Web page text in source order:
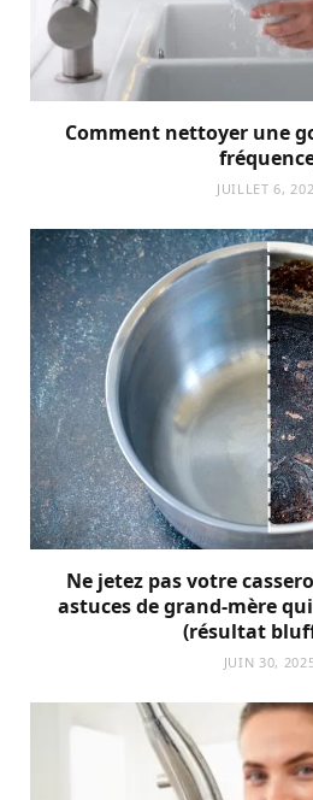
Comment nettoyer une
JUILLET 6,
Ne jetez pas votre
astuces de grand-mère
(résultat
JUIN 30,